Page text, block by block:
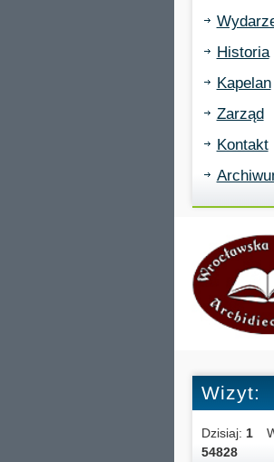
Historia
Kapelan
Zarząd
Kontakt
Wizyt:
Dzisiaj: 1
54828